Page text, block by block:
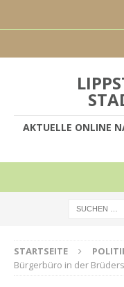
AKTUELLE ONLINE
STARTSEITE
Bürgerbüro in der